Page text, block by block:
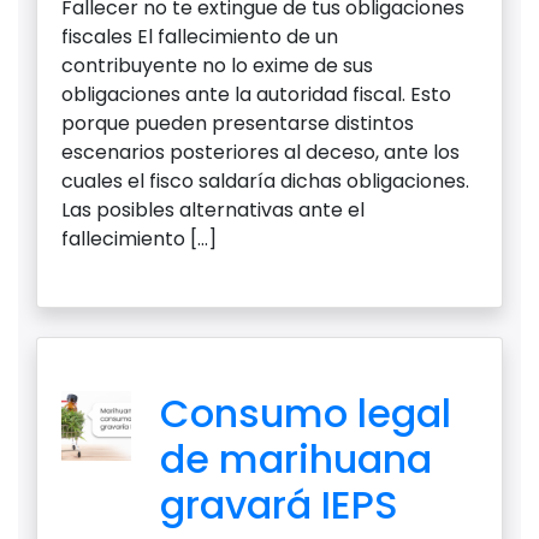
Fallecer no te extingue de tus obligaciones
fiscales El fallecimiento de un
contribuyente no lo exime de sus
obligaciones ante la autoridad fiscal. Esto
porque pueden presentarse distintos
escenarios posteriores al deceso, ante los
cuales el fisco saldaría dichas obligaciones.
Las posibles alternativas ante el
fallecimiento […]
Consumo legal
de marihuana
gravará IEPS